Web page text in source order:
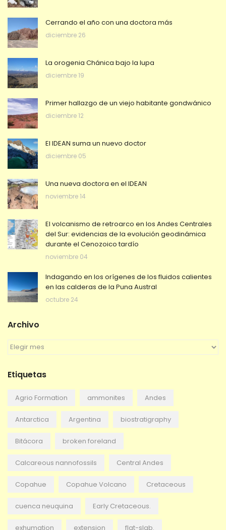
Cerrando el año con una doctora más
diciembre 26
La orogenia Chánica bajo la lupa
diciembre 19
Primer hallazgo de un viejo habitante gondwánico
diciembre 12
El IDEAN suma un nuevo doctor
diciembre 05
Una nueva doctora en el IDEAN
noviembre 14
El volcanismo de retroarco en los Andes Centrales
del Sur: evidencias de la evolución geodinámica
durante el Cenozoico tardío
noviembre 04
Indagando en los orígenes de los fluidos calientes
en las calderas de la Puna Austral
octubre 24
Archivo
A
r
h
o
Etiquetas
Agrio Formation ammonites Andes
Antarctica Argentina biostratigraphy
Bitácora broken foreland
Calcareous nannofossils Central Andes
Copahue Copahue Volcano Cretaceous
cuenca neuquina Early Cretaceous.
exhumation extension flat-slab.